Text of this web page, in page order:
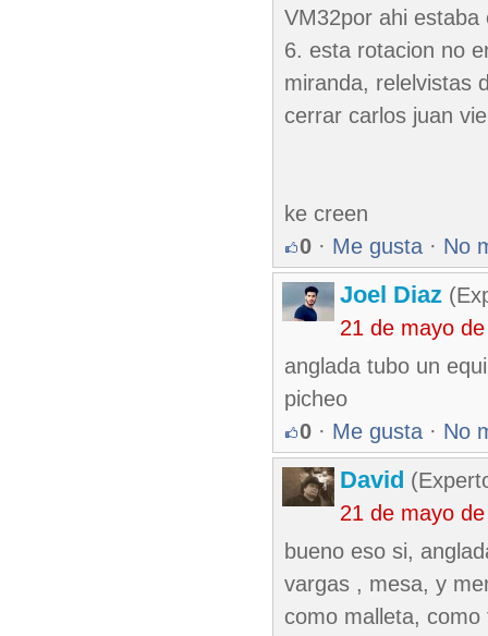
VM32por ahi
6. esta rotacion no
miranda, relelvistas
cerrar carlos juan
ke creen
0 · Me gusta · No
Joel Diaz
21 de mayo
anglada tubo un
picheo
0 · Me gusta · No
David
21 de mayo
bueno eso si,
vargas , mesa, y
como malleta,